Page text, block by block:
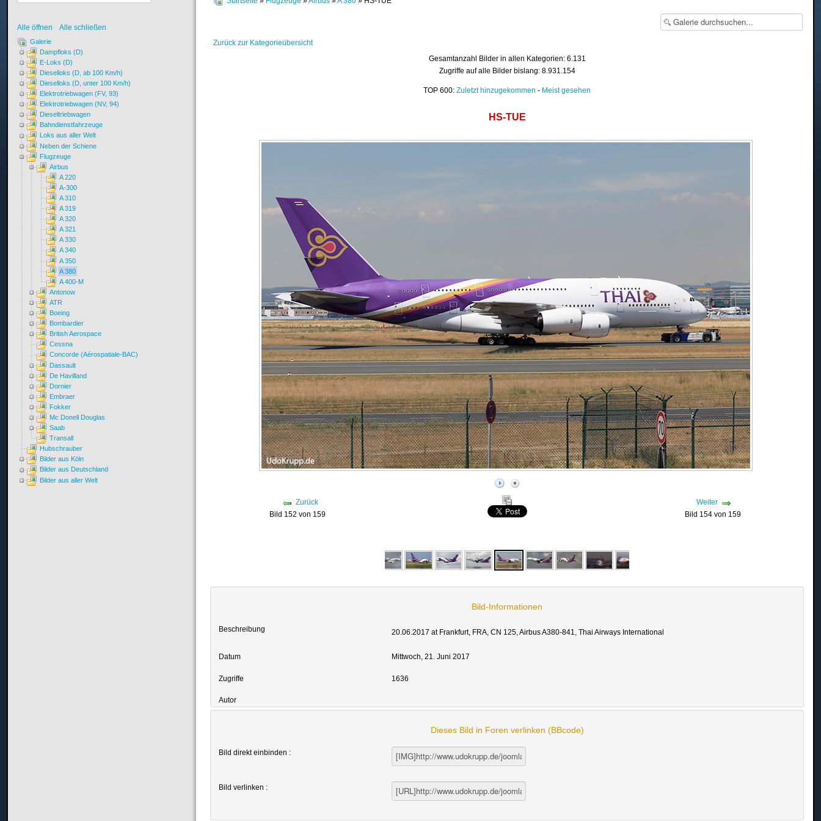
Zurück zur Kategorieübersicht
Gesamtanzahl Bilder in allen Kategorien: 6.131
Zugriffe auf alle Bilder bislang: 8.931.154
TOP 600:Zuletzt hinzugekommen - Meist gesehen
HS-TUE
Zurück
Bild 152 von 159
Weiter
Bild 154 von 159
Bild-Informationen
Beschreibung 20.06.2017 at Frankfurt, FRA, CN 125, Airbus A380-841, Thai Airways International
Datum Mittwoch, 21. Juni 2017
Zugriffe 1636
Autor
Dieses Bild in Foren verlinken (BBcode)
Bild direkt einbinden :
Bild verlinken :
Alle öffnen Alle schließen
Galerie
Dampfloks (D)
E-Loks (D)
Dieselloks (D, ab 100 Km/h)
Dieselloks (D, unter 100 Km/h)
Elektrotriebwagen (FV, 93)
Elektrotriebwagen (NV, 94)
Dieseltriebwagen
Bahndienstfahrzeuge
Loks aus aller Welt
Neben der Schiene
Flugzeuge
Airbus
A 220
A-300
A 310
A 319
A 320
A 321
A 330
A 340
A 350
A 380
A 400-M
Antonow
ATR
Boeing
Bombardier
British Aerospace
Cessna
Concorde (Aérospatiale-BAC)
Dassault
De Havilland
Dornier
Embraer
Fokker
Mc Donell Douglas
Saab
Transall
Hubschrauber
Bilder aus Köln
Bilder aus Deutschland
Bilder aus aller Welt